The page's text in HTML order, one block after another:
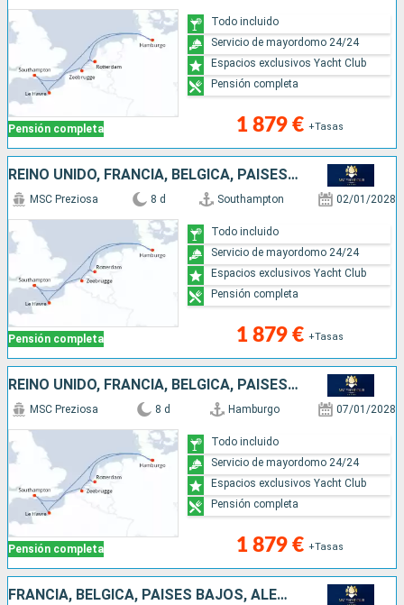
Pensión completa 1 879 € +Tasas
Todo incluido
Servicio de mayordomo 24/24
Espacios exclusivos Yacht Club
Pensión completa
REINO UNIDO, FRANCIA, BÉLGICA, PAISES BAJOS, ALEMANIA
Pensión completa
MSC Preziosa 8 d Southampton 02/01/2028
1 879 € +Tasas
Todo incluido
Servicio de mayordomo 24/24
Espacios exclusivos Yacht Club
Pensión completa
REINO UNIDO, FRANCIA, BÉLGICA, PAISES BAJOS, ALEMANIA
Pensión completa
MSC Preziosa 8 d Hamburgo 07/01/2028
1 879 € +Tasas
Todo incluido
Servicio de mayordomo 24/24
Espacios exclusivos Yacht Club
Pensión completa
FRANCIA, BÉLGICA, PAISES BAJOS, ALEMANIA, REINO UNIDO